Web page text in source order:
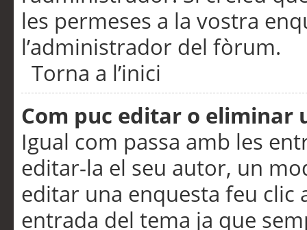
les permeses a la vostra
l’administrador del fòrum.
Torna a l’inici
Com puc editar o eliminar
Igual com passa amb les
editar-la el seu autor, un
editar una enquesta feu clic
entrada del tema ja que